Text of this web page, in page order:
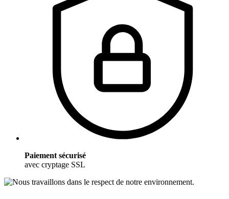
Paiement sécurisé
avec cryptage SSL